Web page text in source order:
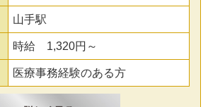
山手駅
時給 1,320円～
医療事務経験のある方